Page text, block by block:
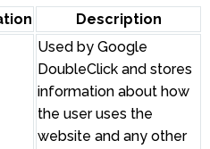
Description
Used by Google
DoubleClick and stores
information about how
the user uses the
website and any other